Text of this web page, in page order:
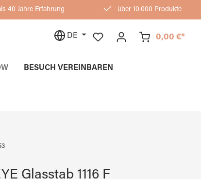
40 Jahre Erfahrung über 10.000 Produkte
DE 0,00 €*
BESUCH VEREINBAREN
Glasstab 1116 F